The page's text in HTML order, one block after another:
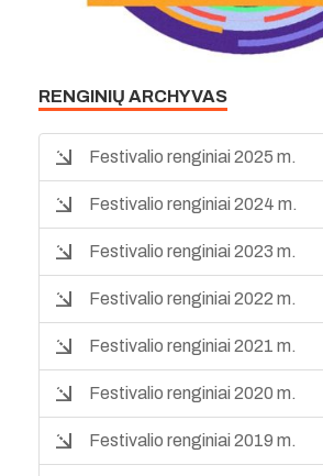
RENGINIŲ ARCHYVAS
Festivalio renginiai 2025 m.
Festivalio renginiai 2024 m.
Festivalio renginiai 2023 m.
Festivalio renginiai 2022 m.
Festivalio renginiai 2021 m.
Festivalio renginiai 2020 m.
Festivalio renginiai 2019 m.